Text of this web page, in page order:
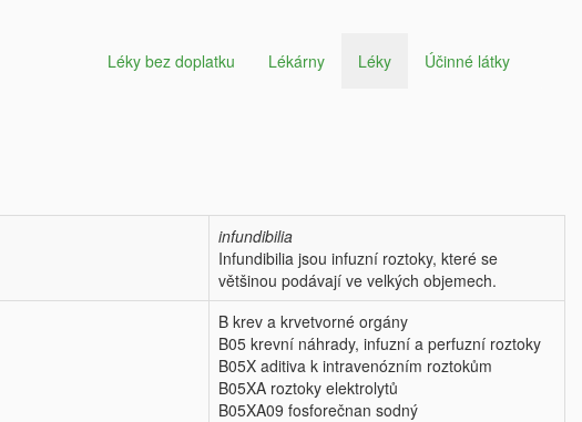
Léky bez doplatku Lékárny Léky Účinné látky
infundibilia
Infundibilia jsou infuzní roztoky, které se
většinou podávají ve velkých objemech.
B krev a krvetvorné orgány
B05 krevní náhrady, infuzní a perfuzní roztoky
B05X aditiva k intravenózním roztokům
B05XA roztoky elektrolytů
B05XA09 fosforečnan sodný